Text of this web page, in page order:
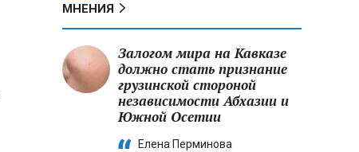
МНЕНИЯ
Залогом мира на Кавказе
должно стать признание
грузинской стороной
независимости Абхазии и
Южной Осетии
Елена Перминова